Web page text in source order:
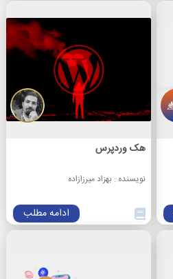
هک وردپرس
نویسنده : بهزاد میرزازاده
ادامه مطلب